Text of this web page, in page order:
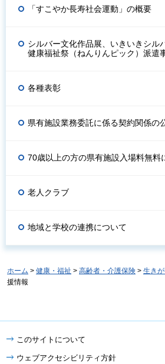
「すこやか長寿社会運動」の概要
シルバー文化作品展、いきいきシル
健康福祉祭（ねんりんピック）派遣
各種表彰
県有施設業務委託に係る契約関係の
70歳以上の方の県有施設入場料無料
老人クラブ
地域と学校の連携について
ホーム > 健康・福祉 > 高齢者・介護保険 > 生き
援情報
このサイトについて
ウェブアクセシビリティ方針